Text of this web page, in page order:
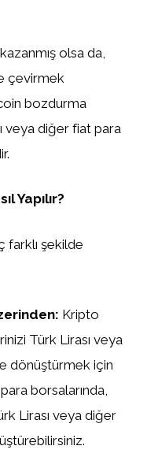
olsa da,
çevirmek
bozdurma
veya diğer fiat para
Yapılır?
farklı şekilde
Kripto
Türk Lirası veya
dönüştürmek için
borsalarında,
Lirası veya diğer